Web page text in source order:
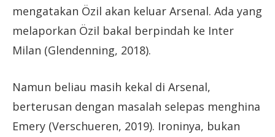
mengatakan Özil akan keluar Arsenal. Ada yang
melaporkan Özil bakal berpindah ke Inter
Milan (Glendenning, 2018).
Namun beliau masih kekal di Arsenal,
berterusan dengan masalah selepas menghina
Emery (Verschueren, 2019). Ironinya, bukan